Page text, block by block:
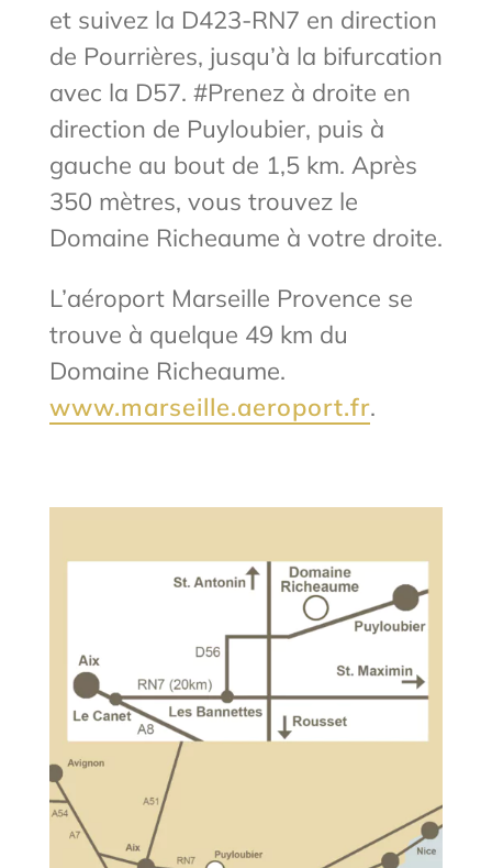
et suivez la D423-RN7 en direction
de Pourrières, jusqu’à la bifurcation
avec la D57. #Prenez à droite en
direction de Puyloubier, puis à
gauche au bout de 1,5 km. Après
350 mètres, vous trouvez le
Domaine Richeaume à votre droite.
L’aéroport Marseille Provence se
trouve à quelque 49 km du
Domaine Richeaume.
www.marseille.aeroport.fr.